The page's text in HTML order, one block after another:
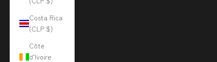
Costa Rica
(CLP $)
Côte
d’Ivoire